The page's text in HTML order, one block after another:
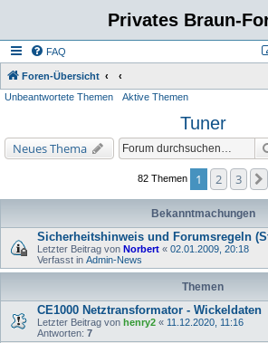
Privates Braun-
FAQ
Foren-Übersicht
Unbeantwortete Themen Aktive Themen
Tuner
Neues Thema
82 Themen 1 2 3
Bekanntmachungen
Sicherheitshinweis und Forumsregeln
Letzter Beitrag von Norbert « 02.01.2009, 20:18
Verfasst in Admin-News
Themen
CE1000 Netztransformator - Wickeldaten
Letzter Beitrag von henry2 « 11.12.2020, 11:16
Antworten: 7